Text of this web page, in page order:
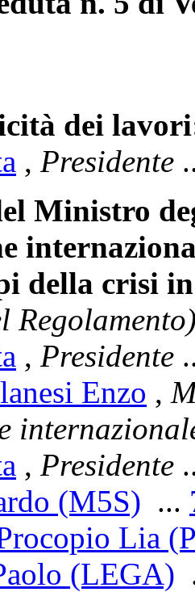
dei
, Presidente
Ministro
della crisi
, Presidente
Enzo ,
, Presidente
(M5S) ...
Lia
(LEGA)